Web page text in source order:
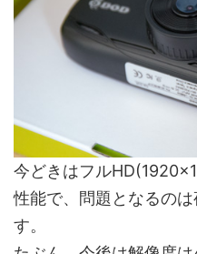
今どきはフル
性能で、問題となるの
す。